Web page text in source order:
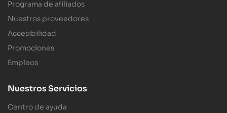
Programa de afiliados
Nuestros proveedores
Accesibilidad
Promociones
Empleos
Nuestros Servicios
Centro de ayuda